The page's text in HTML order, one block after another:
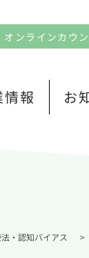
オンラインカウ
情報 お
・認知バイアス >